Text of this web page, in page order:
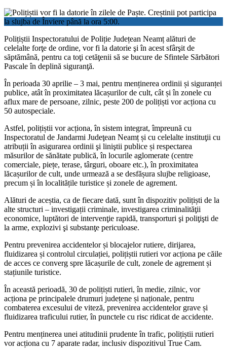
Polițiștii Inspectoratului de Poliție Județean Neamț alături de
celelalte forţe de ordine, vor fi la datorie şi în acest sfârşit de
săptămână, pentru ca toţi cetăţenii să se bucure de Sfintele Sărbători
Pascale în deplină siguranţă.
În perioada 30 aprilie – 3 mai, pentru menținerea ordinii și siguranței
publice, atât în proximitatea lăcașurilor de cult, cât și în zonele cu
aflux mare de persoane, zilnic, peste 200 de polițiști vor acționa cu
50 autospeciale.
Astfel, polițiștii vor acționa, în sistem integrat, împreună cu
Inspectoratul de Jandarmi Judeţean Neamț și cu celelalte instituţii cu
atribuții în asigurarea ordinii şi liniştii publice și respectarea
măsurilor de sănătate publică, în locurile aglomerate (centre
comerciale, piețe, terase, târguri, oboare etc.), în proximitatea
lăcașurilor de cult, unde urmează a se desfășura slujbe religioase,
precum și în localitățile turistice și zonele de agrement.
Alături de aceștia, ca de fiecare dată, sunt în dispozitiv polițiști de la
alte structuri – investigații criminale, investigarea criminalităţii
economice, luptători de intervenţie rapidă, transporturi şi poliţişti de
la arme, explozivi şi substanţe periculoase.
Pentru prevenirea accidentelor și blocajelor rutiere, dirijarea,
fluidizarea și controlul circulației, polițiștii rutieri vor acționa pe căile
de acces ce converg spre lăcașurile de cult, zonele de agrement și
stațiunile turistice.
În această perioadă, 30 de polițiști rutieri, în medie, zilnic, vor
acționa pe principalele drumuri județene și naționale, pentru
combaterea excesului de viteză, prevenirea accidentelor grave și
fluidizarea traficului rutier, în punctele cu risc ridicat de accidente.
Pentru menținerea unei atitudinii prudente în trafic, polițiștii rutieri
vor acționa cu 7 aparate radar, inclusiv dispozitivul True Cam.